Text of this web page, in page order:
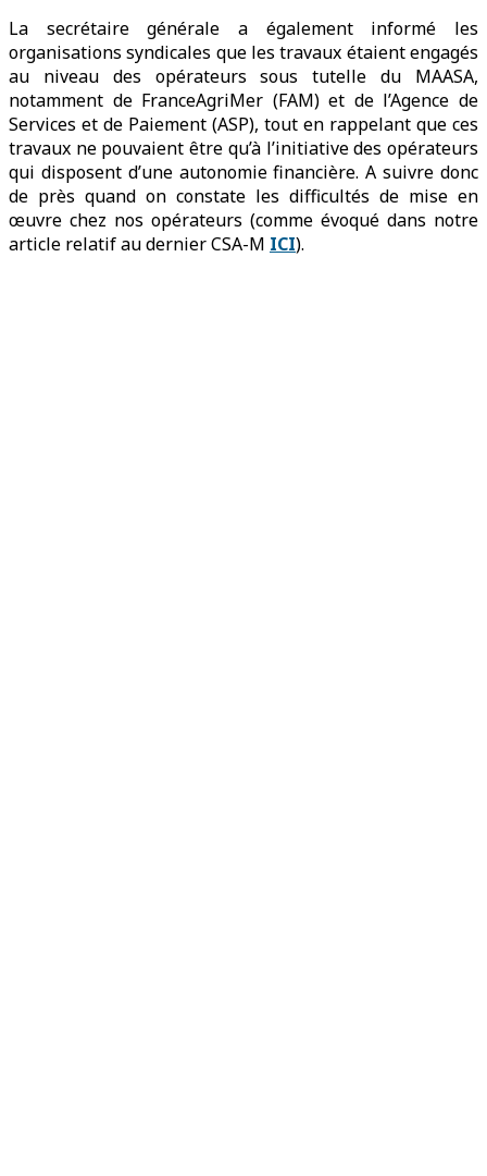
La secrétaire générale a également informé les
organisations syndicales que les travaux étaient engagés
au niveau des opérateurs sous tutelle du MAASA,
notamment de FranceAgriMer (FAM) et de l’Agence de
Services et de Paiement (ASP), tout en rappelant que ces
travaux ne pouvaient être qu’à l’initiative des opérateurs
qui disposent d’une autonomie financière. A suivre donc
de près quand on constate les difficultés de mise en
œuvre chez nos opérateurs (comme évoqué dans notre
article relatif au dernier CSA-M ICI).